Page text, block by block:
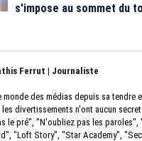
s'impose au sommet du
Ferrut | Journaliste
monde des médias depuis sa tendre
divertissements n'ont aucun
le pré", "N'oubliez pas les paroles",
"Loft Story", "Star Academy",